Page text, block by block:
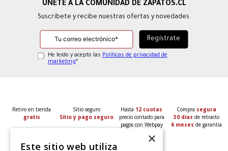
Suscríbete y recibe nuestras ofertas y novedades.
He leído y acepto las Políticas de privacidad de
marketing*
Retiro en tienda
gratis
Sitio seguro
Sitio y pago seguro
Hasta 12 cuotas
precio contado para
pagos con Webpay
Compra segura
30 días de retracto
6 meses de garantía
×
Este sitio web utiliza